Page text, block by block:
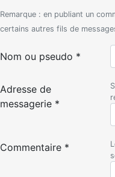
Remarque : en publiant un
certains autres fils de
Nom ou pseudo *
Adresse de
messagerie *
Commentaire *